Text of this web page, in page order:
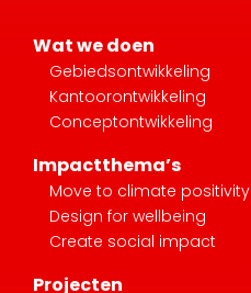
Wat we doen
Gebiedsontwikkeling
Kantoorontwikkeling
Conceptontwikkeling
Impactthema’s
Move to climate positivity
Design for wellbeing
Create social impact
Projecten